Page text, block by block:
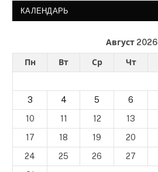
КАЛЕНДАРЬ
Август 2026
Пн Вт Ср Чт
3
4 5 6
10
11 12 13
17
18 19 20
24
25 26 27